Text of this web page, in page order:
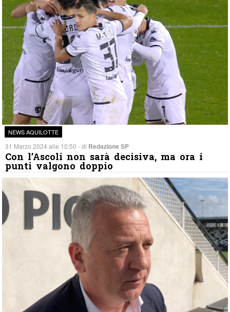
NEWS AQUILOTTE
31 Marzo 2024 alle 10:50 - di Redazione SP
Con l’Ascoli non sarà decisiva, ma ora i
punti valgono doppio